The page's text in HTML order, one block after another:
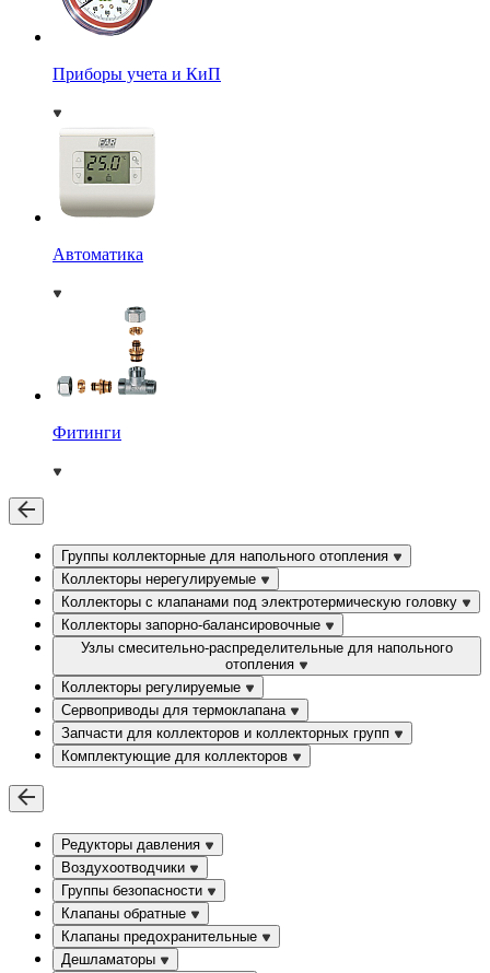
Приборы учета и КиП
Автоматика
Фитинги
Группы коллекторные для напольного отопления
Коллекторы нерегулируемые
Коллекторы с клапанами под электротермическую головку
Коллекторы запорно-балансировочные
Узлы смесительно-распределительные для напольного
отопления
Коллекторы регулируемые
Сервоприводы для термоклапана
Запчасти для коллекторов и коллекторных групп
Комплектующие для коллекторов
Редукторы давления
Воздухоотводчики
Группы безопасности
Клапаны обратные
Клапаны предохранительные
Дешламаторы